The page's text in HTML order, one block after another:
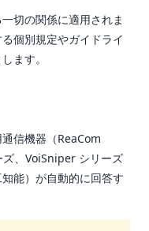
切の関係に適用されま
個別規定やガイドライ
ます。
信機器（ReaCom
ズ、VoiSniper シリーズ
能）が自動的に回答す